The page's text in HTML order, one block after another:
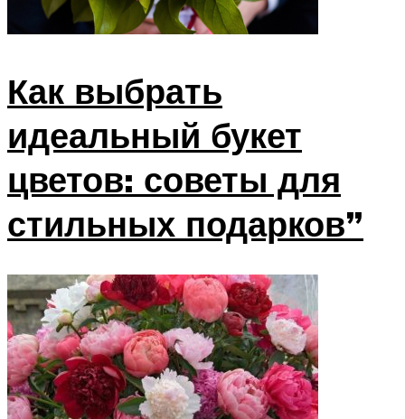
Как выбрать
идеальный букет
цветов: советы для
стильных подарков”